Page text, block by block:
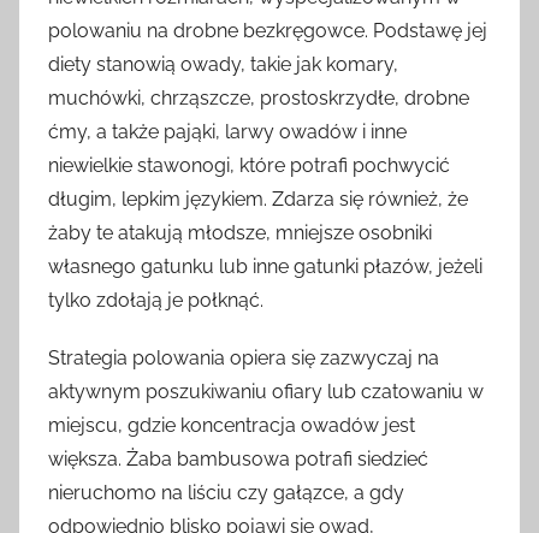
polowaniu na drobne bezkręgowce. Podstawę jej
diety stanowią owady, takie jak komary,
muchówki, chrząszcze, prostoskrzydłe, drobne
ćmy, a także pająki, larwy owadów i inne
niewielkie stawonogi, które potrafi pochwycić
długim, lepkim językiem. Zdarza się również, że
żaby te atakują młodsze, mniejsze osobniki
własnego gatunku lub inne gatunki płazów, jeżeli
tylko zdołają je połknąć.
Strategia polowania opiera się zazwyczaj na
aktywnym poszukiwaniu ofiary lub czatowaniu w
miejscu, gdzie koncentracja owadów jest
większa. Żaba bambusowa potrafi siedzieć
nieruchomo na liściu czy gałązce, a gdy
odpowiednio blisko pojawi się owad,